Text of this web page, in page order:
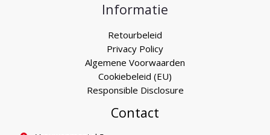
Informatie
Retourbeleid
Privacy Policy
Algemene Voorwaarden
Cookiebeleid (EU)
Responsible Disclosure
Contact